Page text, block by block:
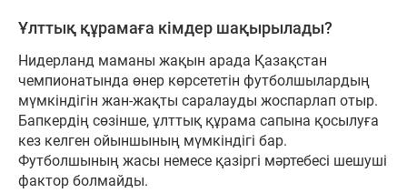
Ұлттық құрамаға кімдер шақырылады?
Нидерланд маманы жақын арада Қазақстан
чемпионатында өнер көрсететін футболшылардың
мүмкіндігін жан-жақты саралауды жоспарлап отыр.
Бапкердің сөзінше, ұлттық құрама сапына қосылуға
кез келген ойыншының мүмкіндігі бар.
Футболшының жасы немесе қазіргі мәртебесі шешуші
фактор болмайды.